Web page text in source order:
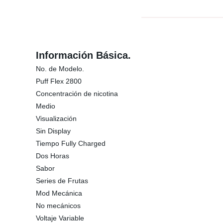
Información Básica.
No. de Modelo.
Puff Flex 2800
Concentración de nicotina
Medio
Visualización
Sin Display
Tiempo Fully Charged
Dos Horas
Sabor
Series de Frutas
Mod Mecánica
No mecánicos
Voltaje Variable